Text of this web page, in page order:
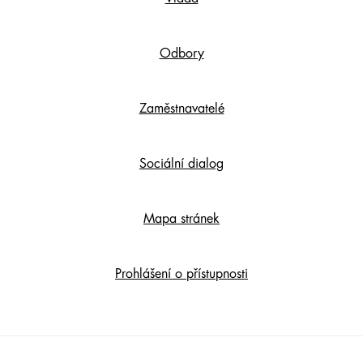
Odbory
Zaměstnavatelé
Sociální dialog
Mapa stránek
Prohlášení o přístupnosti